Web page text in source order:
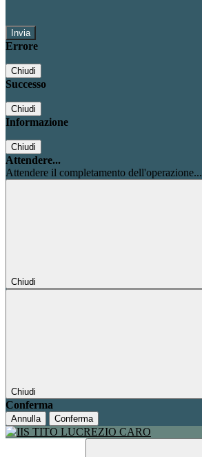
Errore
Chiudi
Successo
Chiudi
Informazione
Chiudi
Attendere...
Attendere il completamento dell'operazione...
Chiudi
Chiudi
Conferma
Annulla Conferma